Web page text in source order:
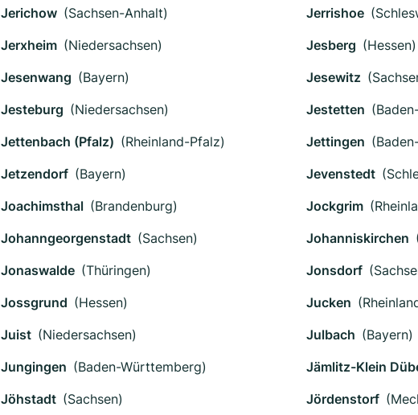
Jerichow (Sachsen-Anhalt) Jerrishoe
Jerxheim (Niedersachsen) Jesberg (Hessen)
Jesenwang (Bayern) Jesewitz
Jesteburg (Niedersachsen) Jestetten
Jettenbach (Pfalz) (Rheinland-Pfalz) Jettingen
Jetzendorf (Bayern) Jevenstedt
Joachimsthal (Brandenburg) Jockgrim
Johanngeorgenstadt (Sachsen) Johanniskirchen
Jonaswalde (Thüringen) Jonsdorf
Jossgrund (Hessen) Jucken
Juist (Niedersachsen) Julbach (Bayern)
Jungingen (Baden-Württemberg) Jämlitz-Klein
Jöhstadt (Sachsen) Jördenstorf